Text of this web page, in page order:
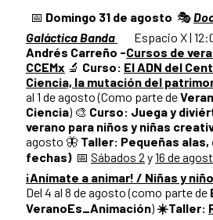
📅 Domingo 31 de agosto 🎭
Galáctica Banda
Espacio X |
Andrés Carreño -Cursos de
CCEMx 🔬 Curso: El ADN del
Ciencia, la mutación del
al 1 de agosto (Como parte de
Ciencia) 🎨 Curso: Juega y
verano para niños y niñas
agosto 🦋 Taller: Pequeñas
fechas) 📅 Sábados 2 y16 de
¡Anímate a animar! / Niñas y
Del 4 al 8 de agosto (como parte de
VeranoEs_Animación) ☀️Taller: